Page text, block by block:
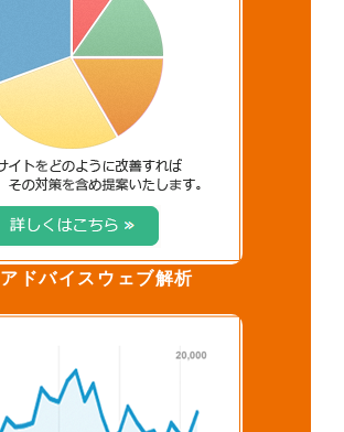
アドバイスウェブ解析